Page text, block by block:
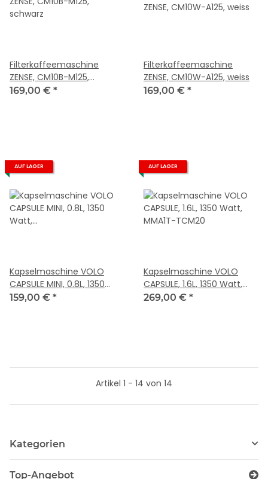
Filterkaffeemaschine
ZENSE, CM10B-M125,
schwarz
169,00 € *
Filterkaffeemaschine
ZENSE, CM10W-A125, weiss
169,00 € *
AUF LAGER
Kapselmaschine VOLO
CAPSULE MINI, 0.8L, 1350
Watt, MMA1T-TC15
159,00 € *
AUF LAGER
Kapselmaschine VOLO
CAPSULE, 1.6L, 1350 Watt,
MMA1T-TCM20
269,00 € *
Artikel 1 - 14 von 14
Kategorien
Top-Angebot